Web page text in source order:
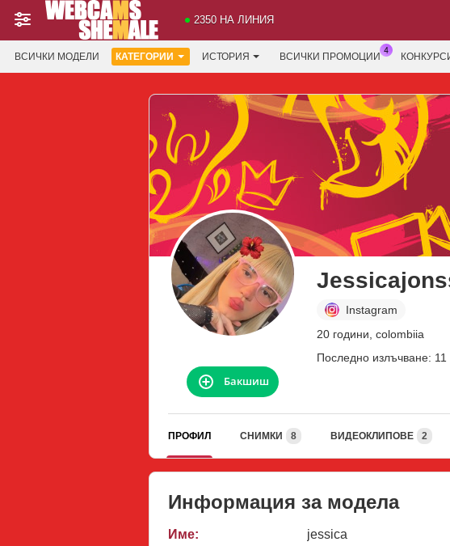
2350 НА ЛИНИЯ
ВСИЧКИ МОДЕЛИ КАТЕГОРИИ ИСТОРИЯ ВСИЧКИ ПРОМОЦИИ
Instagram
20 години, colombiia
Последно излъчване: 11
Бакшиш
ПРОФИЛ СНИМКИ 8 ВИДЕОКЛИПОВЕ 2
Информация за модела
Име:
jessica